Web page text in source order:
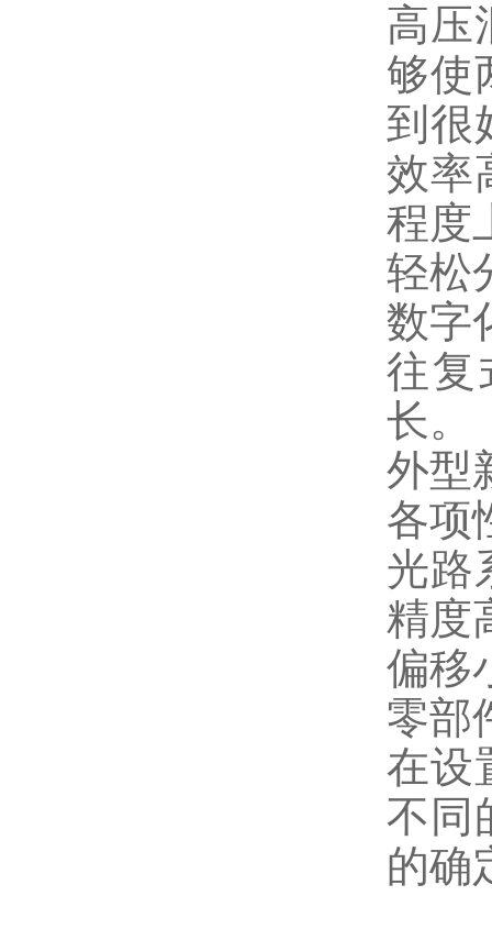
高压
够使
到很
效率
程度
轻松
数字
往复
长。
外型
各项
光路
精度
偏移
零部
在设
不同
的确